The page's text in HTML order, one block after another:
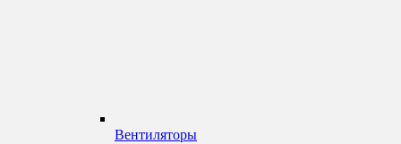
Вентиляторы